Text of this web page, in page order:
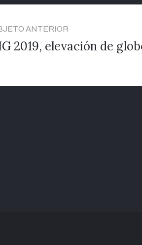
ANTERIOR
2019, elevación de